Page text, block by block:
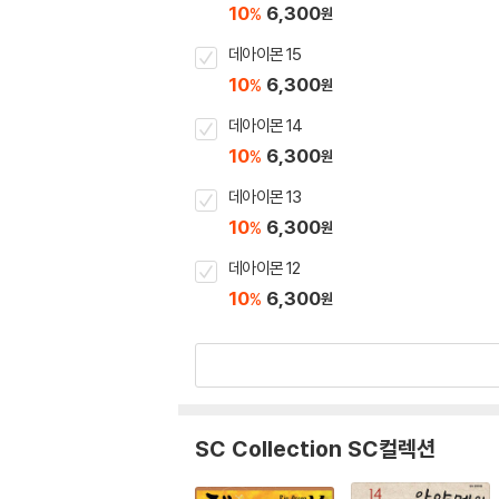
10% 6,300원
데아이몬 15
10% 6,300원
데아이몬 14
10% 6,300원
데아이몬 13
10% 6,300원
데아이몬 12
10% 6,300원
SC Collection SC컬렉션